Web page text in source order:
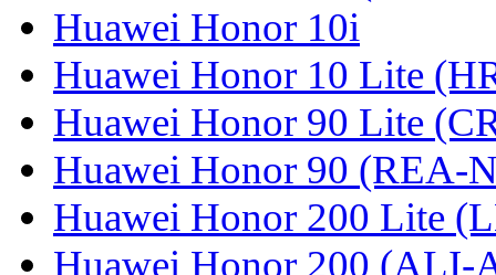
Huawei Honor 10i
Huawei Honor 10 Lite
Huawei Honor 90 Lite
Huawei Honor 90 (REA-
Huawei Honor 200 Lite
Huawei Honor 200 (ALI-